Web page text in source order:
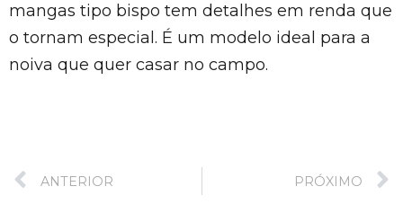
mangas tipo bispo tem detalhes em renda que
o tornam especial. É um modelo ideal para a
noiva que quer casar no campo.
ANTERIOR PRÓXIMO